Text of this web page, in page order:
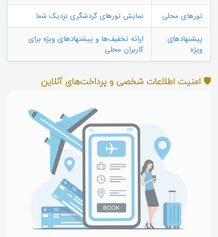
تورهای محلی
نمایش تورهای گردشگری نزدیک شما
پیشنهادهای
ویژه
ارائه تخفیف‌ها و پیشنهادهای ویژه برای
کاربران محلی
🛡️ امنیت اطلاعات شخصی و پرداخت‌های آنلاین